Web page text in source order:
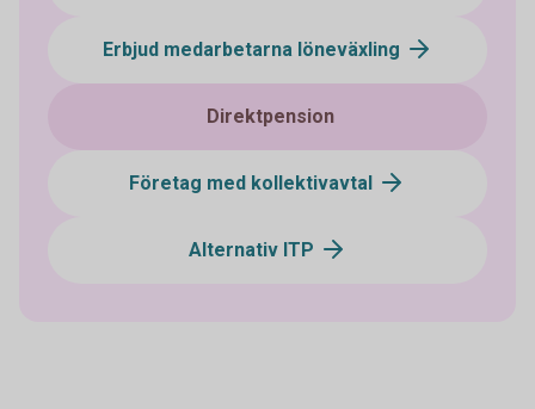
Erbjud medarbetarna löneväxling
Direktpension
Företag med kollektivavtal
Alternativ ITP